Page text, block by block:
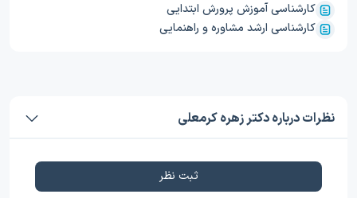
کارشناسی آموزش پرورش ابتدایی
کارشناسی ارشد مشاوره و راهنمایی
نظرات درباره دکتر زهره کرمعلی
ثبت نظر